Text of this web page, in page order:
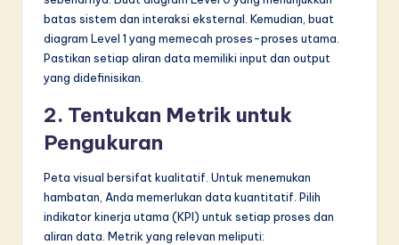
batas sistem dan interaksi eksternal. Kemudian, buat
diagram Level 1 yang memecah proses-proses utama.
Pastikan setiap aliran data memiliki input dan output
yang didefinisikan.
2. Tentukan Metrik untuk
Pengukuran
Peta visual bersifat kualitatif. Untuk menemukan
hambatan, Anda memerlukan data kuantitatif. Pilih
indikator kinerja utama (KPI) untuk setiap proses dan
aliran data. Metrik yang relevan meliputi: